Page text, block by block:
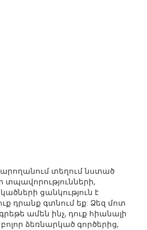
տեղում նստած
տպավորությունների,
ցանկություն է
դրանք գտնում եք: Ձեզ մոտ
ամեն ինչ, դուք հիանալի
ձեռնարկած գործերից,